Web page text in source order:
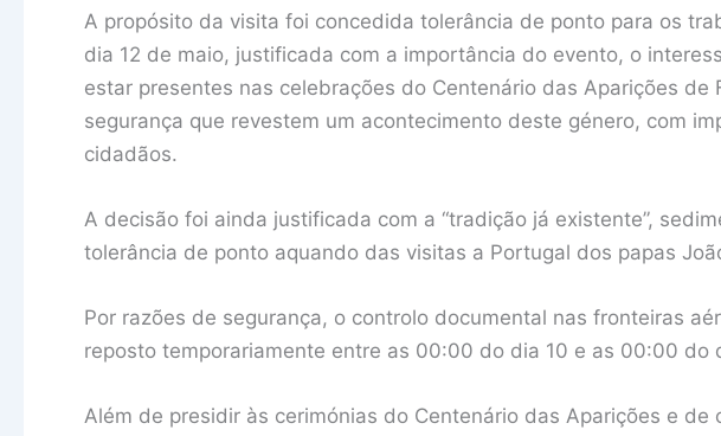
A propósito da visita foi concedida tolerância de ponto para os
dia 12 de maio, justificada com a importância do evento, o
estar presentes nas celebrações do Centenário das Aparições de
segurança que revestem um acontecimento deste género, com
cidadãos.
A decisão foi ainda justificada com a “tradição já existente”,
tolerância de ponto aquando das visitas a Portugal dos papas
Por razões de segurança, o controlo documental nas fronteiras
reposto temporariamente entre as 00:00 do dia 10 e as 00:00 do
Além de presidir às cerimónias do Centenário das Aparições e de